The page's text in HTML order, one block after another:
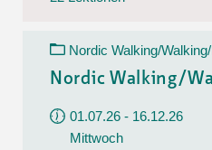
Nordic Walking/
Nordic Walking/
01.07.26 - 16.12.26
Mittwoch